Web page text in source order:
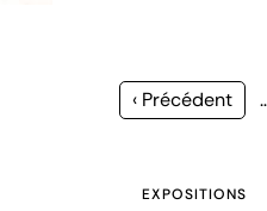
Page
‹ Précédent
EXPOSITIONS